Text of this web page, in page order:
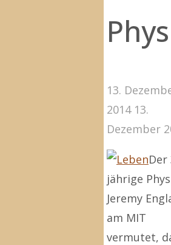
13.
2014 13.
Dezember
Der
jährige
Jeremy
am MIT
vermutet,